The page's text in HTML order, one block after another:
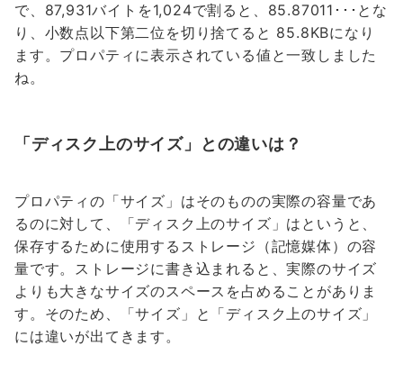
で、87,931バイトを1,024で割ると、85.87011･･･とな
り、小数点以下第二位を切り捨てると 85.8KBになり
ます。プロパティに表示されている値と一致しました
ね。
「ディスク上のサイズ」との違いは？
プロパティの「サイズ」はそのものの実際の容量であ
るのに対して、「ディスク上のサイズ」はというと、
保存するために使用するストレージ（記憶媒体）の容
量です。ストレージに書き込まれると、実際のサイズ
よりも大きなサイズのスペースを占めることがありま
す。そのため、「サイズ」と「ディスク上のサイズ」
には違いが出てきます。